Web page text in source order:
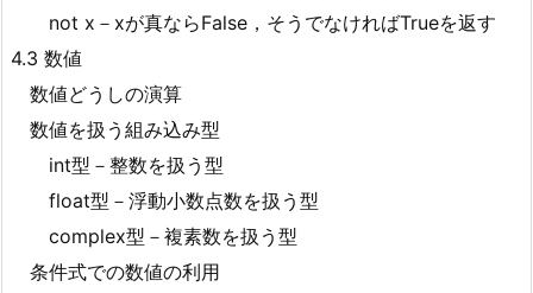
not x－xが真ならFalse，そうでなければTrueを返す
4.3 数値
数値どうしの演算
数値を扱う組み込み型
int型－整数を扱う型
float型－浮動小数点数を扱う型
complex型－複素数を扱う型
条件式での数値の利用